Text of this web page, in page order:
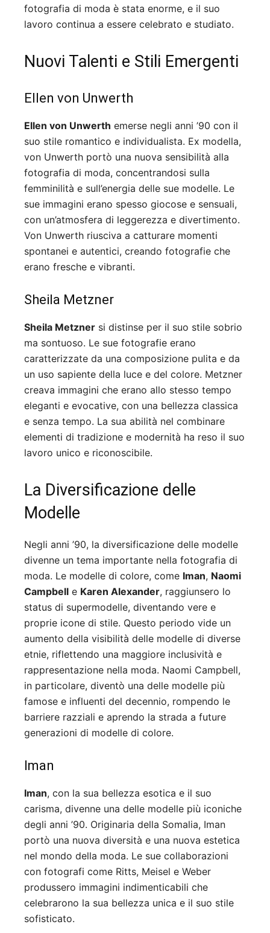
fotografia di moda è stata enorme, e il suo
lavoro continua a essere celebrato e studiato.
Nuovi Talenti e Stili Emergenti
Ellen von Unwerth
Ellen von Unwerth emerse negli anni ’90 con il
suo stile romantico e individualista. Ex modella,
von Unwerth portò una nuova sensibilità alla
fotografia di moda, concentrandosi sulla
femminilità e sull’energia delle sue modelle. Le
sue immagini erano spesso giocose e sensuali,
con un’atmosfera di leggerezza e divertimento.
Von Unwerth riusciva a catturare momenti
spontanei e autentici, creando fotografie che
erano fresche e vibranti.
Sheila Metzner
Sheila Metzner si distinse per il suo stile sobrio
ma sontuoso. Le sue fotografie erano
caratterizzate da una composizione pulita e da
un uso sapiente della luce e del colore. Metzner
creava immagini che erano allo stesso tempo
eleganti e evocative, con una bellezza classica
e senza tempo. La sua abilità nel combinare
elementi di tradizione e modernità ha reso il suo
lavoro unico e riconoscibile.
La Diversificazione delle
Modelle
Negli anni ’90, la diversificazione delle modelle
divenne un tema importante nella fotografia di
moda. Le modelle di colore, come Iman, Naomi
Campbell e Karen Alexander, raggiunsero lo
status di supermodelle, diventando vere e
proprie icone di stile. Questo periodo vide un
aumento della visibilità delle modelle di diverse
etnie, riflettendo una maggiore inclusività e
rappresentazione nella moda. Naomi Campbell,
in particolare, diventò una delle modelle più
famose e influenti del decennio, rompendo le
barriere razziali e aprendo la strada a future
generazioni di modelle di colore.
Iman
Iman, con la sua bellezza esotica e il suo
carisma, divenne una delle modelle più iconiche
degli anni ’90. Originaria della Somalia, Iman
portò una nuova diversità e una nuova estetica
nel mondo della moda. Le sue collaborazioni
con fotografi come Ritts, Meisel e Weber
produssero immagini indimenticabili che
celebrarono la sua bellezza unica e il suo stile
sofisticato.